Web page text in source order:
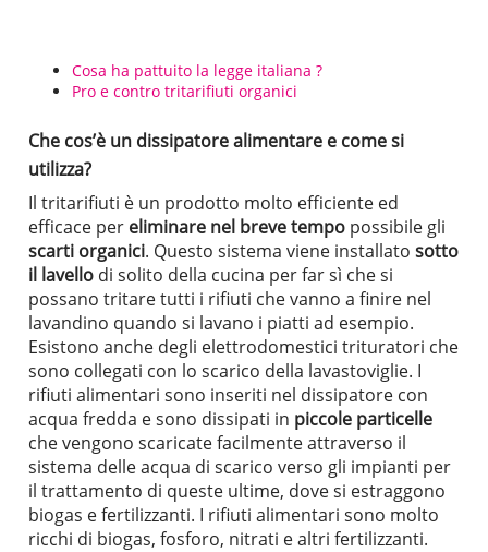
Cosa ha pattuito la legge italiana ?
Pro e contro tritarifiuti organici
Che cos’è un dissipatore alimentare e come si
utilizza?
Il tritarifiuti è un prodotto molto efficiente ed
efficace per eliminare nel breve tempo possibile gli
scarti organici. Questo sistema viene installato sotto
il lavello di solito della cucina per far sì che si
possano tritare tutti i rifiuti che vanno a finire nel
lavandino quando si lavano i piatti ad esempio.
Esistono anche degli elettrodomestici trituratori che
sono collegati con lo scarico della lavastoviglie. I
rifiuti alimentari sono inseriti nel dissipatore con
acqua fredda e sono dissipati in piccole particelle
che vengono scaricate facilmente attraverso il
sistema delle acqua di scarico verso gli impianti per
il trattamento di queste ultime, dove si estraggono
biogas e fertilizzanti. I rifiuti alimentari sono molto
ricchi di biogas, fosforo, nitrati e altri fertilizzanti.